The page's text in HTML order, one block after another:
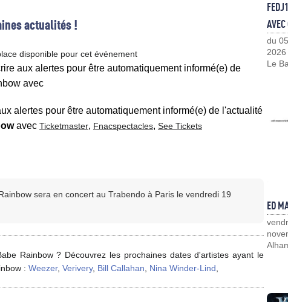
actualités !
disponible pour cet événement
aux alertes pour être automatiquement informé(e) de
avec
alertes pour être automatiquement informé(e) de l'actualité
avec Ticketmaster, Fnacspectacles, See Tickets
sera en concert au Trabendo à Paris le vendredi 19
Rainbow ? Découvrez les prochaines dates d'artistes ayant le
: Weezer, Verivery, Bill Callahan Nina Winder-Lind
AVEC
du
2026
Le
ED